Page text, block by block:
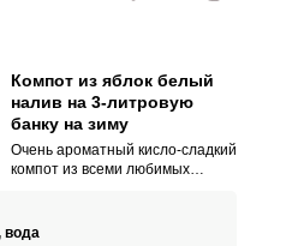
Компот из яблок белый
налив на 3-литровую
банку на зиму
Очень ароматный кисло-сладкий
компот из всеми любимых
много вашего времени.
вода
меня
ВХОД